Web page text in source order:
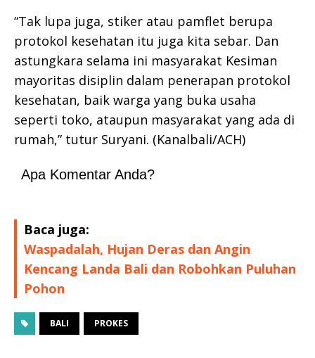
“Tak lupa juga, stiker atau pamflet berupa
protokol kesehatan itu juga kita sebar. Dan
astungkara selama ini masyarakat Kesiman
mayoritas disiplin dalam penerapan protokol
kesehatan, baik warga yang buka usaha
seperti toko, ataupun masyarakat yang ada di
rumah,” tutur Suryani. (Kanalbali/ACH)
Apa Komentar Anda?
Baca juga:
Waspadalah, Hujan Deras dan Angin
Kencang Landa Bali dan Robohkan Puluhan
Pohon
BALI PROKES